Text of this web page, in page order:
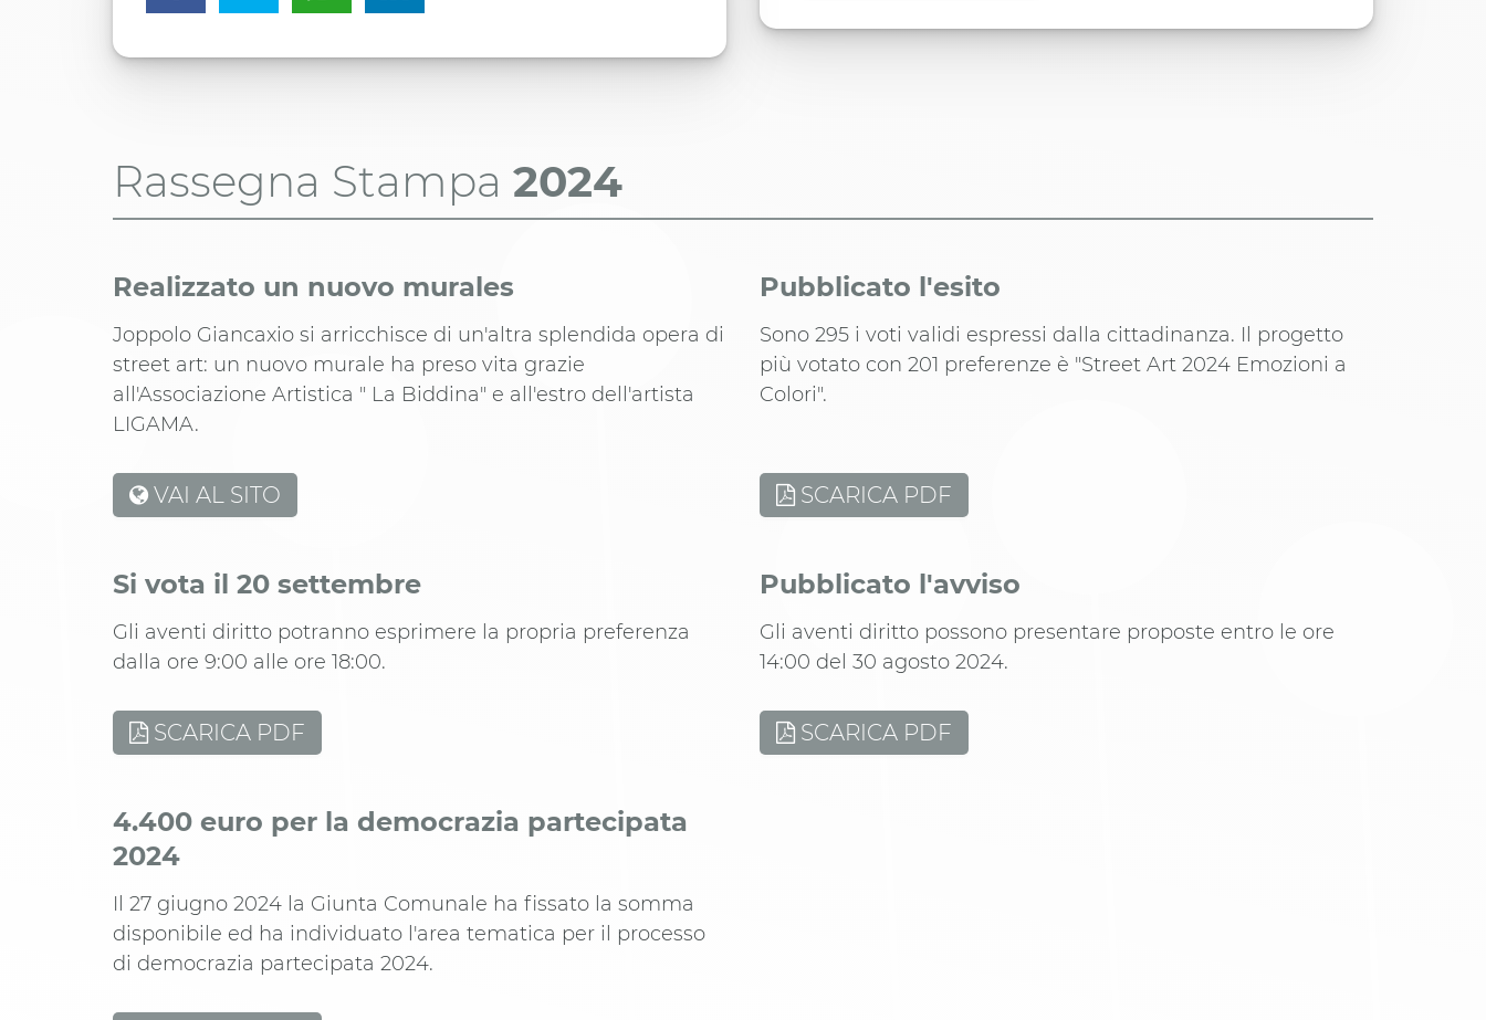
Rassegna Stampa 2024
Realizzato un nuovo murales
Joppolo Giancaxio si arricchisce di un'altra splendida opera di
street art: un nuovo murale ha preso vita grazie
all'Associazione Artistica " La Biddina" e all'estro dell'artista
LIGAMA.
VAI AL SITO
Pubblicato l'esito
Sono 295 i voti validi espressi dalla cittadinanza. Il progetto
più votato con 201 preferenze è "Street Art 2024 Emozioni a
Colori".
SCARICA PDF
Si vota il 20 settembre
Gli aventi diritto potranno esprimere la propria preferenza
dalla ore 9:00 alle ore 18:00.
SCARICA PDF
Pubblicato l'avviso
Gli aventi diritto possono presentare proposte entro le ore
14:00 del 30 agosto 2024.
SCARICA PDF
4.400 euro per la democrazia partecipata
2024
Il 27 giugno 2024 la Giunta Comunale ha fissato la somma
disponibile ed ha individuato l'area tematica per il processo
di democrazia partecipata 2024.